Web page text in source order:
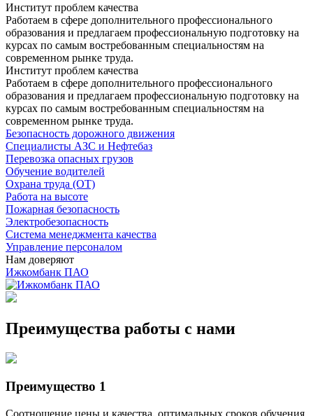
Институт проблем качества
Работаем в сфере дополнительного профессионального
образования и предлагаем профессиональную подготовку на
курсах по самым востребованным специальностям на
современном рынке труда.
Институт проблем качества
Работаем в сфере дополнительного профессионального
образования и предлагаем профессиональную подготовку на
курсах по самым востребованным специальностям на
современном рынке труда.
Безопасность дорожного движения
Специалисты АЗС и Нефтебаз
Перевозка опасных грузов
Обучение водителей
Охрана труда (ОТ)
Работа на высоте
Пожарная безопасность
Электробезопасность
Система менеджмента качества
Управление персоналом
Нам доверяют
Ижкомбанк ПАО
Преимущества работы с нами
Преимущество 1